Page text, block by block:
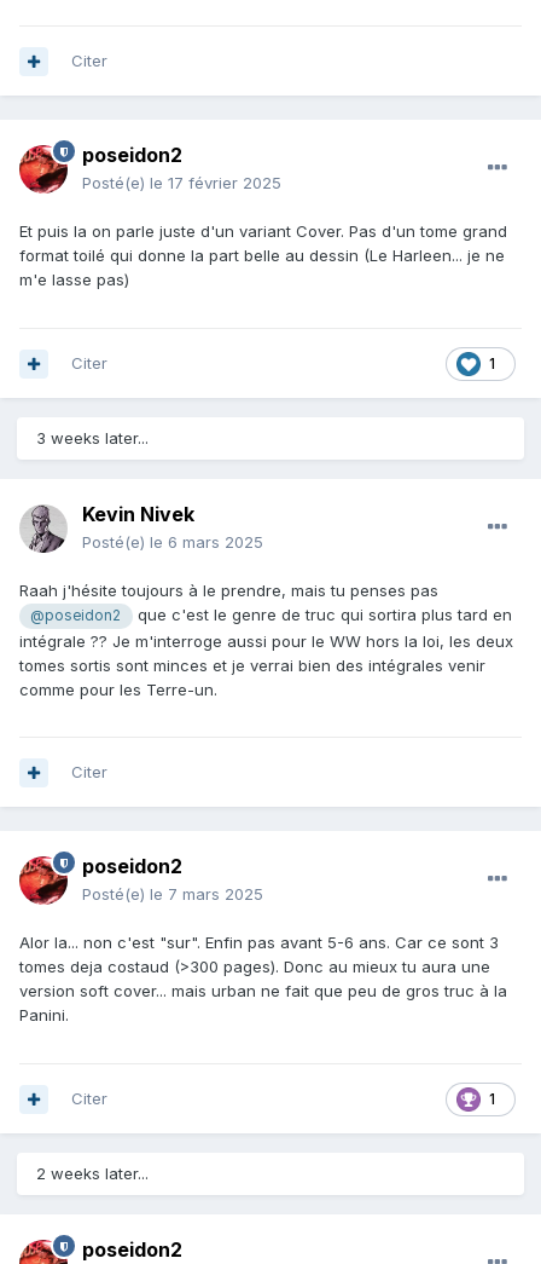
Citer
poseidon2
Posté(e) le 17 février 2025
Et puis la on parle juste d'un variant Cover. Pas d'un tome grand
format toilé qui donne la part belle au dessin (Le Harleen... je ne
m'e lasse pas)
1
Citer
3 weeks later...
Kevin Nivek
Posté(e) le 6 mars 2025
Raah j'hésite toujours à le prendre, mais tu penses pas
@poseidon2
que c'est le genre de truc qui sortira plus tard en
intégrale ?? Je m'interroge aussi pour le WW hors la loi, les deux
tomes sortis sont minces et je verrai bien des intégrales venir
comme pour les Terre-un.
Citer
poseidon2
Posté(e) le 7 mars 2025
Alor la... non c'est "sur". Enfin pas avant 5-6 ans. Car ce sont 3
tomes deja costaud (>300 pages). Donc au mieux tu aura une
version soft cover... mais urban ne fait que peu de gros truc à la
Panini.
1
Citer
2 weeks later...
poseidon2